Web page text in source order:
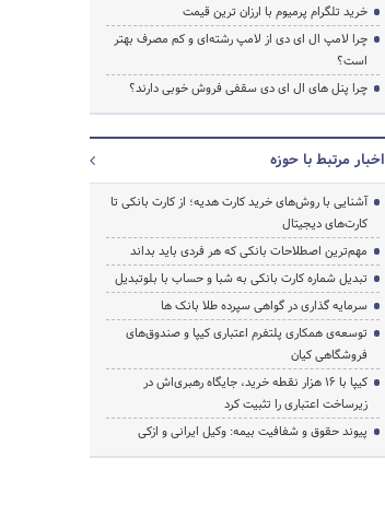
خرید تلگرام پرمیوم با ارزان ترین قیمت
چرا لامپ ال ای دی از لامپ رشته‌ای و کم مصرف بهتر
است؟
چرا پنل های ال ای دی سقفی فروش خوبی دارند؟
اخبار مرتبط با حوزه
آشنایی با روش‌های خرید کارت هدیه؛ از کارت بانکی تا
کارت‌های دیجیتال
مهم‌ترین اصطلاحات بانکی که هر فردی باید بداند
تبدیل شماره کارت بانکی به شبا و حساب با بلوتبدیل
سرمایه گذاری در گواهی سپرده طلا بانک ها
توسعه‌ی همکاری‌ پلتفرم اعتباری کیپا و صندوق‌های
فروشگاهی کیان
کیپا با ۱۶ هزار نقطه خرید، جایگاه رهبری‌اش در
زیرساخت اعتباری را تثبیت کرد
پیوند حقوق و شفافیت بیمه: وکیل ایرانی و ازکی